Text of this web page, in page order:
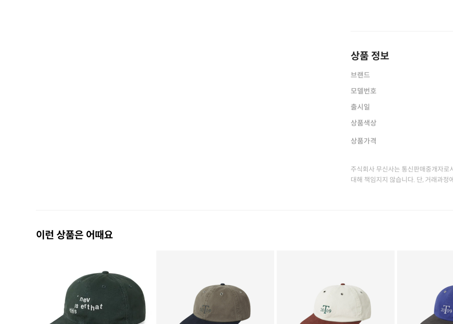
상품 정보
브랜드
모델번호
출시일
상품색상
상품가격
주식회사 무신사는 통신판매중개자로
대해 책임지지 않습니다. 단, 거래과
이런 상품은 어때요